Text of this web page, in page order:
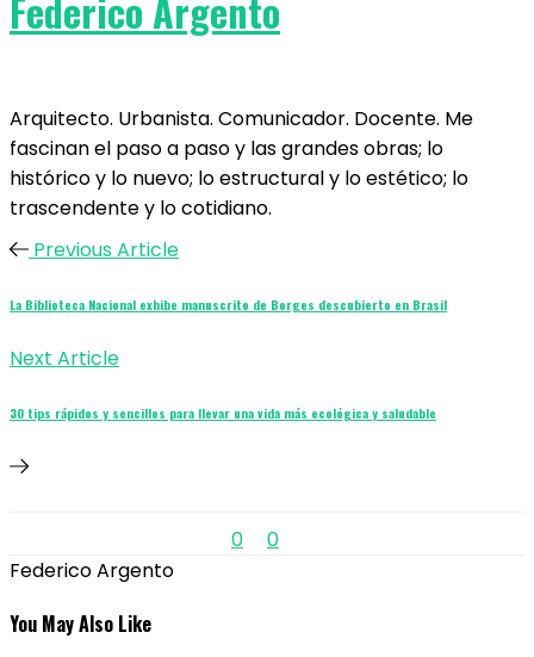
Federico Argento
Arquitecto. Urbanista. Comunicador. Docente. Me
fascinan el paso a paso y las grandes obras; lo
histórico y lo nuevo; lo estructural y lo estético; lo
trascendente y lo cotidiano.
Previous Article
La Biblioteca Nacional exhibe manuscrito de Borges descubierto en Brasil
Next Article
30 tips rápidos y sencillos para llevar una vida más ecológica y saludable
0
0
Federico Argento
You May Also Like